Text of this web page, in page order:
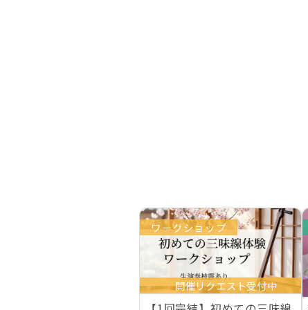
ワークショップ
開催リクエスト受付中